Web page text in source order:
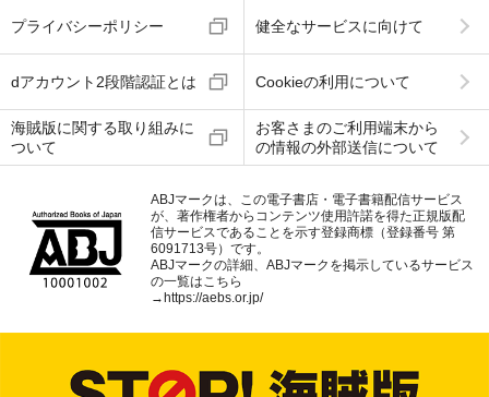
プライバシーポリシー 健全なサービスに向けて
dアカウント2段階認証とは Cookieの利用について
海賊版に関する取り組みに
ついて
お客さまのご利用端末から
の情報の外部送信について
ABJマークは、この電子書店・電子書籍配信サービス
が、著作権者からコンテンツ使用許諾を得た正規版配
信サービスであることを示す登録商標（登録番号 第
6091713号）です。
ABJマークの詳細、ABJマークを掲示しているサービス
の一覧はこちら
→ https://aebs.or.jp/